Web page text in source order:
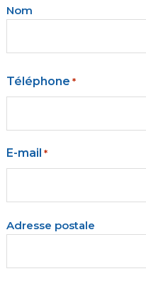
Nom
Téléphone *
E-mail *
Votre
Adresse postale